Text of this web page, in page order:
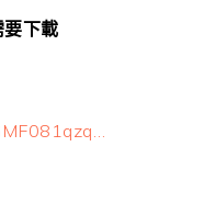
下載